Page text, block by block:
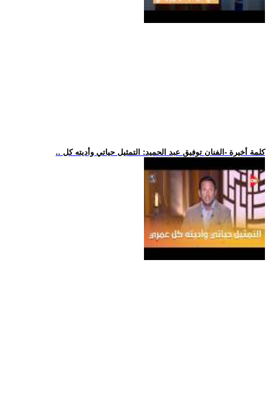
.. كلمة أخيرة -الفنان توفيق عبد الحميد: التمثيل حياتي وأديته كل